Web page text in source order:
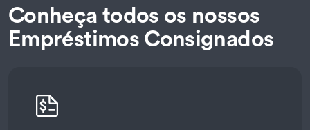
Conheça todos os nossos
Empréstimos Consignados